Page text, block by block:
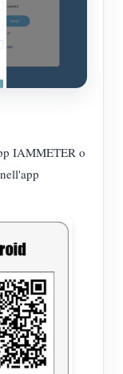
IAMMETER o